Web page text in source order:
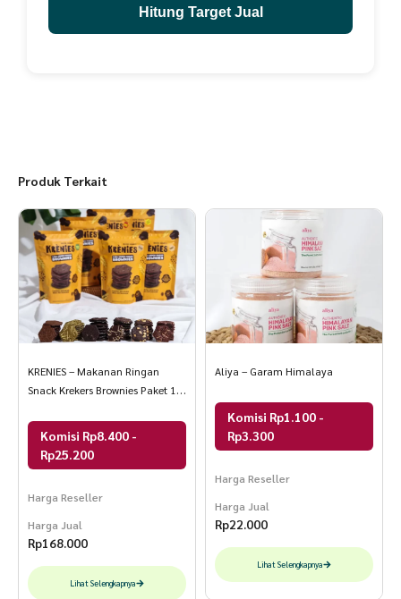
Hitung Target Jual
Produk Terkait
KRENIES – Makanan Ringan
Snack Krekers Brownies Paket 12
Komisi Rp8.400 -
Rp25.200
Harga Reseller
Harga Jual
Rp168.000
Lihat Selengkapnya
Aliya – Garam Himalaya
Komisi Rp1.100 -
Rp3.300
Harga Reseller
Harga Jual
Rp22.000
Lihat Selengkapnya